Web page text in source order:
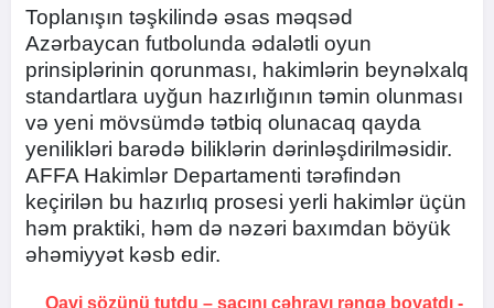
Toplanışın təşkilində əsas məqsəd
Azərbaycan futbolunda ədalətli oyun
prinsiplərinin qorunması, hakimlərin beynəlxalq
standartlara uyğun hazırlığının təmin olunması
və yeni mövsümdə tətbiq olunacaq qayda
yenilikləri barədə biliklərin dərinləşdirilməsidir.
AFFA Hakimlər Departamenti tərəfindən
keçirilən bu hazırlıq prosesi yerli hakimlər üçün
həm praktiki, həm də nəzəri baxımdan böyük
əhəmiyyət kəsb edir.
Qavi sözünü tutdu – saçını çəhrayı rəngə boyatdı -